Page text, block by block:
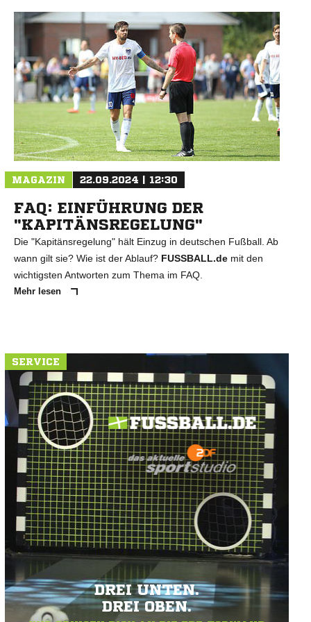
MAGAZIN 22.09.2024 | 12:30
FAQ: EINFÜHRUNG DER
"KAPITÄNSREGELUNG"
Die "Kapitänsregelung" hält Einzug in deutschen Fußball. Ab
wann gilt sie? Wie ist der Ablauf? FUSSBALL.de mit den
wichtigsten Antworten zum Thema im FAQ.
Mehr lesen
SERVICE
DREI UNTEN.
DREI OBEN.